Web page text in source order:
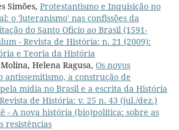
Simões, Protestantismo e Inquisição no
o 'luteranismo' nas confissões da
do Santo Ofício ao Brasil (1591-
- Revista de História: n. 21 (2009):
e Teoria da História
Helena Ragusa, Os novos
antissemitismo, a construção de
mídia no Brasil e a escrita da História
de História: v. 25 n. 43 (jul./dez.)
- A nova história (bio)política: sobre as
resistências